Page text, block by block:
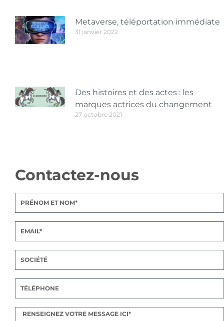
Metaverse, téléportation immédiate
31 janvier 2022
Des histoires et des actes : les
marques actrices du changement
27 octobre 2021
Contactez-nous